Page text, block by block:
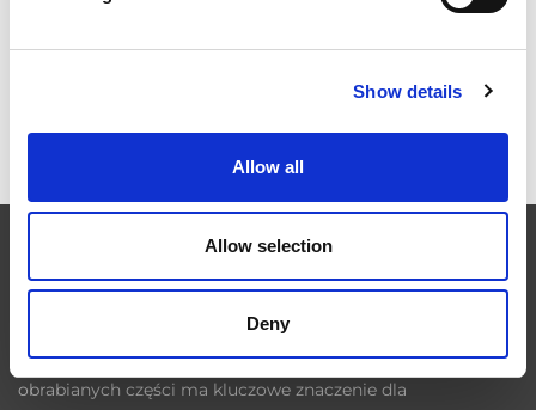
Show details
Allow all
Allow selection
Deny
NEHMEN SIE AM AM FORUM BERLIN TEIL!
W sektorach przemysłu takich jak lotnictwo, motoryzacja,
energetyka i medycyna, precyzyjne wykańczanie
obrabianych części ma kluczowe znaczenie dla